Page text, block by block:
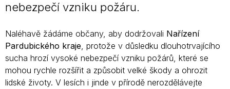
nebezpečí vzniku požáru.
Naléhavě žádáme občany, aby dodržovali Nařízení
Pardubického kraje, protože v důsledku dlouhotrvajícího
sucha hrozí vysoké nebezpečí vzniku požárů, které se
mohou rychle rozšířit a způsobit velké škody a ohrozit
lidské životy. V lesích i jinde v přírodě nerozdělávejte